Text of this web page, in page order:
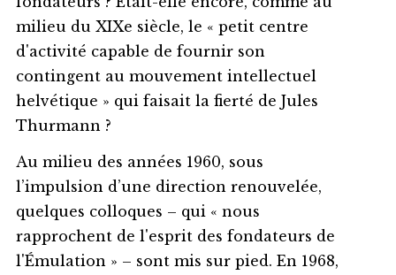
milieu du XIXe siècle, le « petit centre
d'activité capable de fournir son
contingent au mouvement intellectuel
helvétique » qui faisait la fierté de Jules
Thurmann ?
Au milieu des années 1960, sous
l’impulsion d’une direction renouvelée,
quelques colloques – qui « nous
rapprochent de l'esprit des fondateurs de
l'Émulation » – sont mis sur pied. En 1968,